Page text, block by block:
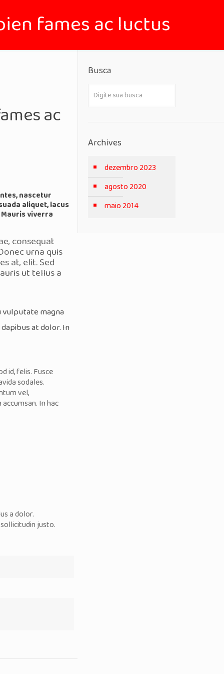
fames ac luctus
ac
nascetur
aliquet, lacus
viverra
consequat
urna quis
at, elit. Sed
ut tellus a
vulputate magna
at dolor. In
id, felis. Fusce
sodales.
vel,
In hac
a dolor.
justo.
Busca
Archives
dezembro 2023
agosto 2020
maio 2014